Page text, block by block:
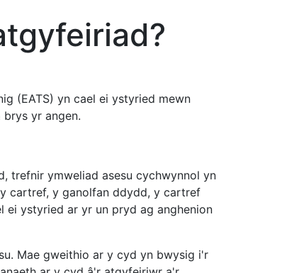
(EATS) yn cael ei ystyried mewn
yr angen.
trefnir ymweliad asesu cychwynnol yn
cartref, y ganolfan ddydd, y cartref
ei ystyried ar yr un pryd ag anghenion
Mae gweithio ar y cyd yn bwysig i'r